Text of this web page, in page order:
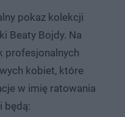
pokaz kolekcji
Beaty Bojdy. Na
profesjonalnych
kobiet, które
w imię ratowania
będą: